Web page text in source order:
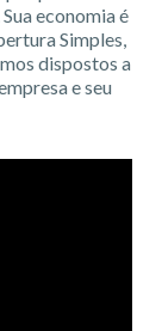
economia é
Simples,
dispostos a
e seu